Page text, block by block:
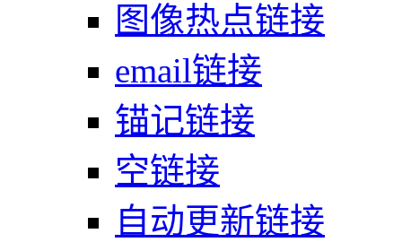
图像热点链接
email链接
锚记链接
空链接
自动更新链接